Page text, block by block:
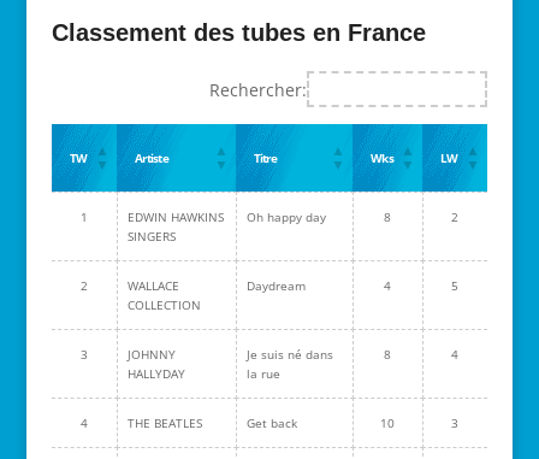
Classement des tubes en France
Rechercher:
TW Artiste Titre Wks LW
1
EDWIN HAWKINS
SINGERS
Oh happy day 8 2
2
WALLACE
COLLECTION
Daydream 4 5
3
JOHNNY
HALLYDAY
Je suis né dans
la rue
8 4
4 THE BEATLES Get back 10 3